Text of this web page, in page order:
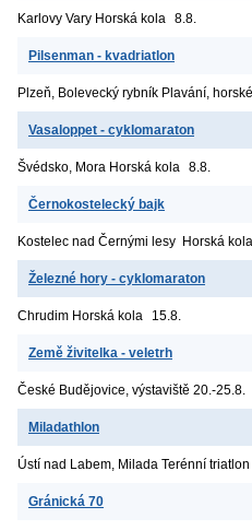
Karlovy Vary Horská kola 8.8.
Pilsenman - kvadriatlon
Plzeň, Bolevecký rybník Plavání,
Vasaloppet - cyklomaraton
Švédsko, Mora Horská kola 8.8.
Černokostelecký bajk
Kostelec nad Černými lesy Horská kola
Železné hory - cyklomaraton
Chrudim Horská kola 15.8.
Země živitelka - veletrh
České Budějovice, výstaviště 20.-25.8.
Miladathlon
Ústí nad Labem, Milada Terénní triatlon
Gránická 70